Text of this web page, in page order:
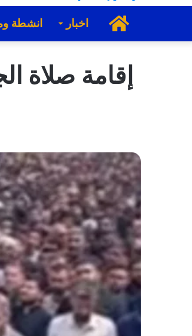
الرئيسية
اخبار انشطة
إقامة صلاة